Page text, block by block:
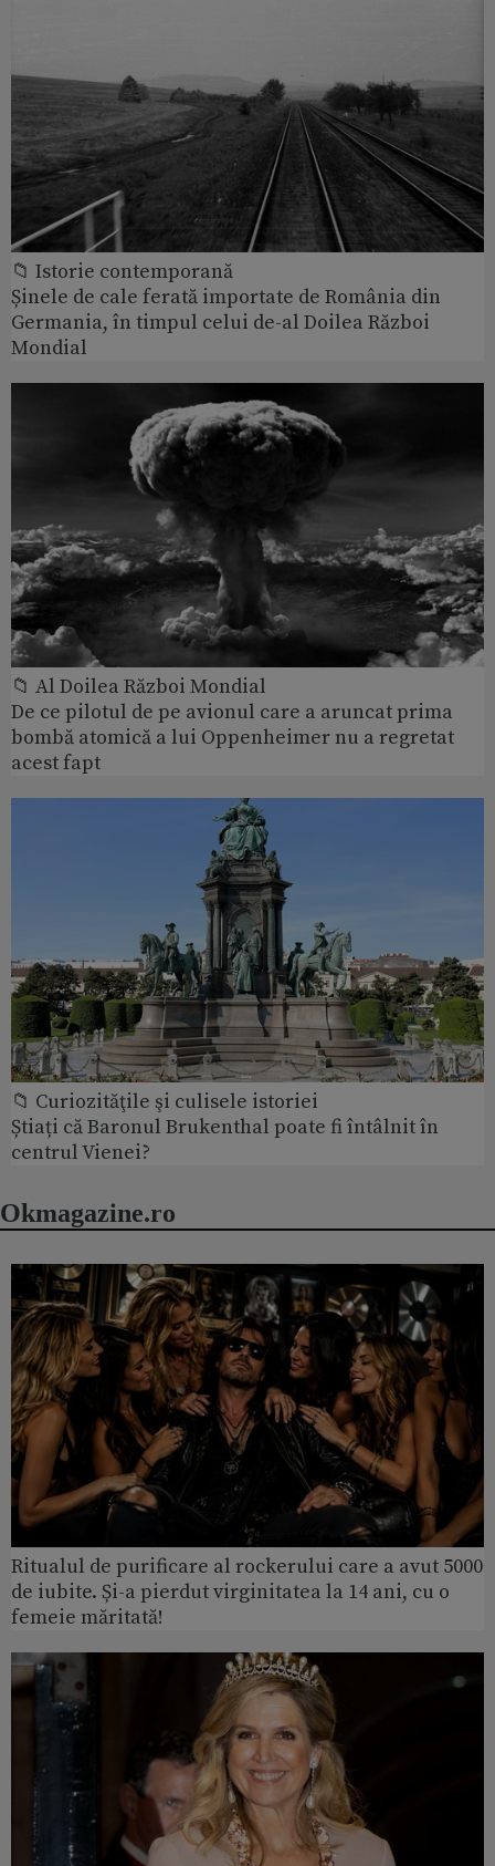
📁 Istorie contemporană
Șinele de cale ferată importate de România din
Germania, în timpul celui de-al Doilea Război
Mondial
📁 Al Doilea Război Mondial
De ce pilotul de pe avionul care a aruncat prima
bombă atomică a lui Oppenheimer nu a regretat
acest fapt
📁 Curiozităţile şi culisele istoriei
Știați că Baronul Brukenthal poate fi întâlnit în
centrul Vienei?
Okmagazine.ro
Ritualul de purificare al rockerului care a avut 5000
de iubite. Și-a pierdut virginitatea la 14 ani, cu o
femeie măritată!